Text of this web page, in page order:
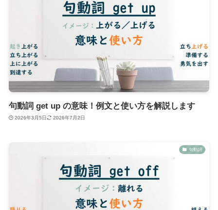
句動詞 get up の意味！例文と使い方を解説します
2026年3月5日 2026年7月2日
句動詞